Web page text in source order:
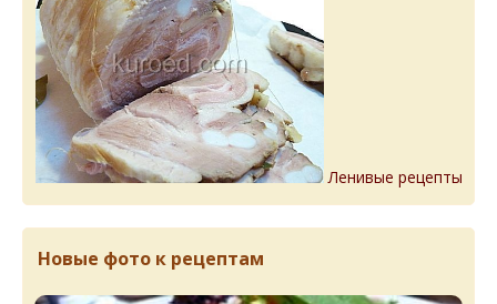
Ленивые рецепты
Новые фото к рецептам